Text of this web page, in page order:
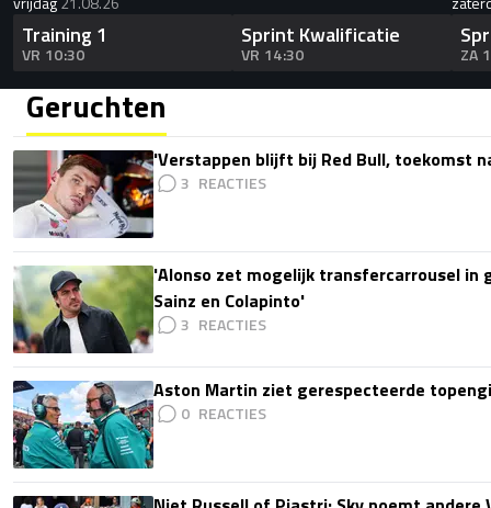
Training 1
VR 10:30
Sprint Kwalificatie
VR 14:30 ZA
Geruchten
'Verstappen blijft bij Red Bull, toekomst
3
'Alonso zet mogelijk transfercarrousel in
Sainz en Colapinto'
3
Aston Martin ziet gerespecteerde
0